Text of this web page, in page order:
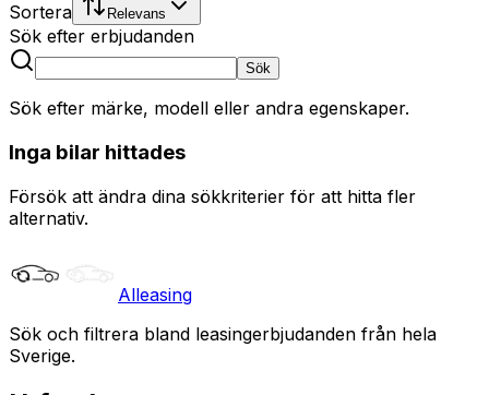
Sortera Relevans
Sök efter erbjudanden
Sök
Sök efter märke, modell eller andra egenskaper.
Inga bilar hittades
Försök att ändra dina sökkriterier för att hitta fler
alternativ.
Alleasing
Sök och filtrera bland leasingerbjudanden från hela
Sverige.